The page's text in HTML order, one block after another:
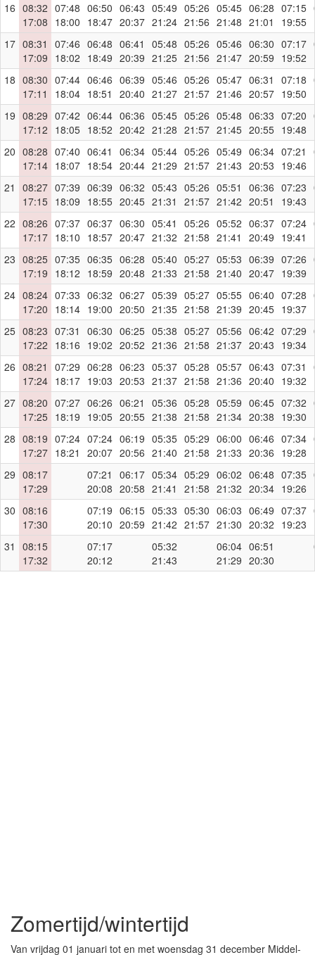
16 08:32
17:08
07:48
18:00
06:50
18:47
06:43
20:37
05:49
21:24
05:26
21:56
05:45
21:48
06:28
21:01
07:15
19:55
17 08:31
17:09
07:46
18:02
06:48
18:49
06:41
20:39
05:48
21:25
05:26
21:56
05:46
21:47
06:30
20:59
07:17
19:52
18 08:30
17:11
07:44
18:04
06:46
18:51
06:39
20:40
05:46
21:27
05:26
21:57
05:47
21:46
06:31
20:57
07:18
19:50
19 08:29
17:12
07:42
18:05
06:44
18:52
06:36
20:42
05:45
21:28
05:26
21:57
05:48
21:45
06:33
20:55
07:20
19:48
20 08:28
17:14
07:40
18:07
06:41
18:54
06:34
20:44
05:44
21:29
05:26
21:57
05:49
21:43
06:34
20:53
07:21
19:46
21
08:27
17:15
07:39
18:09
06:39
18:55
06:32
20:45
05:43
21:31
05:26
21:57
05:51
21:42
06:36
20:51
07:23
19:43
22 08:26
17:17
07:37
18:10
06:37
18:57
06:30
20:47
05:41
21:32
05:26
21:58
05:52
21:41
06:37
20:49
07:24
19:41
23 08:25
17:19
07:35
18:12
06:35
18:59
06:28
20:48
05:40
21:33
05:27
21:58
05:53
21:40
06:39
20:47
07:26
19:39
24 08:24
17:20
07:33
18:14
06:32
19:00
06:27
20:50
05:39
21:35
05:27
21:58
05:55
21:39
06:40
20:45
07:28
19:37
25 08:23
17:22
07:31
18:16
06:30
19:02
06:25
20:52
05:38
21:36
05:27
21:58
05:56
21:37
06:42
20:43
07:29
19:34
26 08:21
17:24
07:29
18:17
06:28
19:03
06:23
20:53
05:37
21:37
05:28
21:58
05:57
21:36
06:43
20:40
07:31
19:32
27 08:20
17:25
07:27
18:19
06:26
19:05
06:21
20:55
05:36
21:38
05:28
21:58
05:59
21:34
06:45
20:38
07:32
19:30
28 08:19
17:27
07:24
18:21
07:24
20:07
06:19
20:56
05:35
21:40
05:29
21:58
06:00
21:33
06:46
20:36
07:34
19:28
29 08:17
17:29
07:21
20:08
06:17
20:58
05:34
21:41
05:29
21:58
06:02
21:32
06:48
20:34
07:35
19:26
30 08:16
17:30
07:19
20:10
06:15
20:59
05:33
21:42
05:30
21:57
06:03
21:30
06:49
20:32
07:37
19:23
31
08:15
17:32
07:17
20:12
05:32
21:43
06:04
21:29
06:51
20:30
Zomertijd/wintertijd
Van vrijdag 01 januari tot en met woensdag 31 december Middel-